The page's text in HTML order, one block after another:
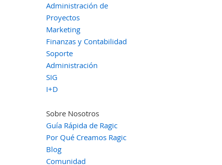
Administración de
Proyectos
Marketing
Finanzas y Contabilidad
Soporte
Administración
SIG
I+D
Sobre Nosotros
Guía Rápida de Ragic
Por Qué Creamos Ragic
Blog
Comunidad